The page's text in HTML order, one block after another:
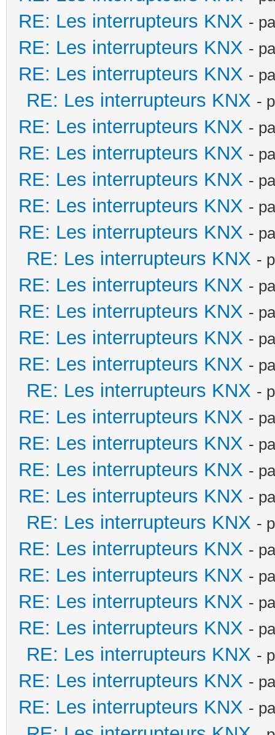
RE: Les interrupteurs KNX -
RE: Les interrupteurs KNX -
RE: Les interrupteurs KNX -
RE: Les interrupteurs KNX -
RE: Les interrupteurs KNX -
RE: Les interrupteurs KNX -
RE: Les interrupteurs KNX -
RE: Les interrupteurs KNX -
RE: Les interrupteurs KNX -
RE: Les interrupteurs KNX -
RE: Les interrupteurs KNX -
RE: Les interrupteurs KNX -
RE: Les interrupteurs KNX -
RE: Les interrupteurs KNX -
RE: Les interrupteurs KNX -
RE: Les interrupteurs KNX -
RE: Les interrupteurs KNX -
RE: Les interrupteurs KNX -
RE: Les interrupteurs KNX -
RE: Les interrupteurs KNX -
RE: Les interrupteurs KNX -
RE: Les interrupteurs KNX -
RE: Les interrupteurs KNX -
RE: Les interrupteurs KNX -
RE: Les interrupteurs KNX -
RE: Les interrupteurs KNX -
RE: Les interrupteurs KNX -